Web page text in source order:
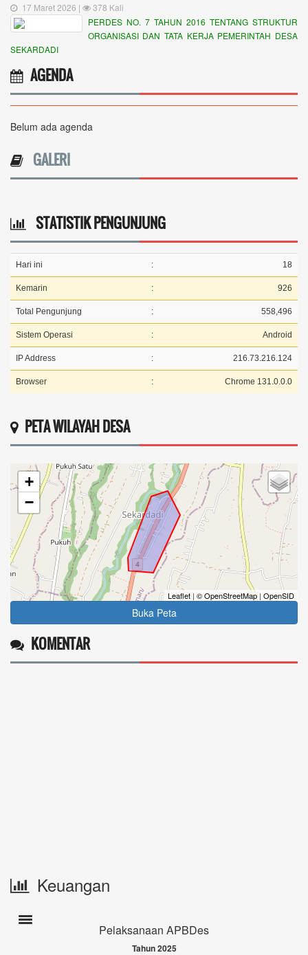
17 Maret 2026 |
378 Kali
PERDES NO. 7 TAHUN 2016 TENTANG STRUKTUR
ORGANISASI DAN TATA KERJA PEMERINTAH DESA
SEKARDADI
AGENDA
Belum ada agenda
GALERI
STATISTIK PENGUNJUNG
Hari ini : 18
Kemarin : 926
Total Pengunjung : 558,496
Sistem Operasi : Android
IP Address : 216.73.216.124
Browser : Chrome 131.0.0.0
PETA WILAYAH DESA
+
−
Leaflet | © OpenStreetMap | OpenSID
Buka Peta
KOMENTAR
Keuangan
Toogle navigation
Pelaksanaan APBDes
Tahun 2025